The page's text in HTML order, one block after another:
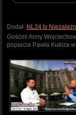
Dodał: NL24.tv
Gośćmi Anny
poparcia Pawła Kukiza